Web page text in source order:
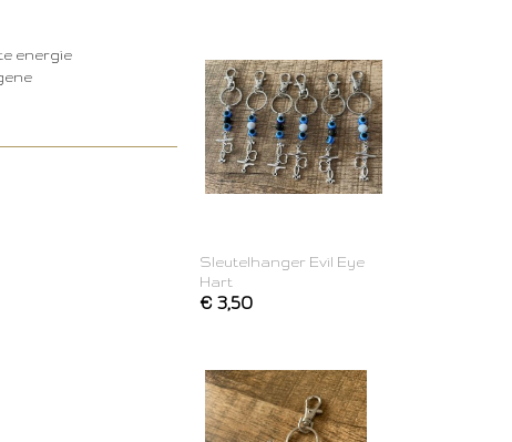
energie
Sleutelhanger Evil Eye
Hart
€ 3,50